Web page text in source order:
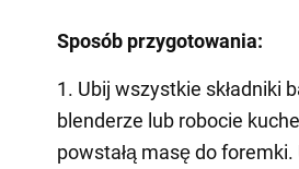
Sposób przygotowania:
1. Ubij wszystkie składniki
blenderze lub robocie
powstałą masę do foremki.